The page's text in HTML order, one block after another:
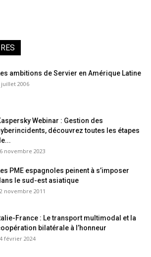
ambitions de Servier en Amérique Latine
juillet 2006
Webinar : Gestion des
découvrez toutes les étapes
novembre 2023
PME espagnoles peinent à s’imposer
le sud-est asiatique
novembre 2011
France : Le transport multimodal et la
bilatérale à l’honneur
février 2024